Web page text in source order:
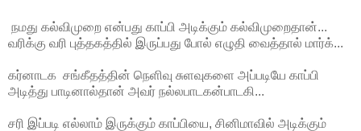
நமது கல்விமுறை என்பது காப்பி அடிக்கும் கல்விமுறைதான்...
வரிக்கு வரி புத்தகத்தில் இருப்பது போல் எழுதி வைத்தால் மார்க்...
கர்னாடக சங்கீதத்தின் நெளிவு சுளவுகளை அப்படியே காப்பி
அடித்து பாடினால்தான் அவர் நல்லபாடகன்பாடகி...
சரி இப்படி எல்லாம் இருக்கும் காப்பியை, சினிமாவில் அடிக்கும்